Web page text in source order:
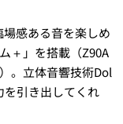
感ある音を楽しめ
＋」を搭載（Z90A
。立体音響技術Dol
引き出してくれ